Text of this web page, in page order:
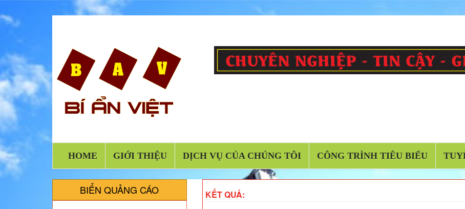
HOME GIỚI THIỆU DỊCH VỤ CỦA CHÚNG TÔI CÔNG TRÌNH TIÊU BIỂU
BIỂN QUẢNG CÁO KẾT QUẢ: